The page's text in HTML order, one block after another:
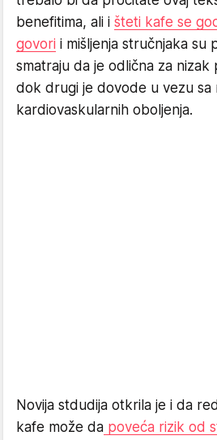
benefitima, ali i šteti kafe se
govori i mišljenja stručnjaka su
smatraju da je odlična za nizak
dok drugi je dovode u vezu sa
kardiovaskularnih oboljenja.
Novija stdudija otkrila je i da
kafe može da poveća rizik od